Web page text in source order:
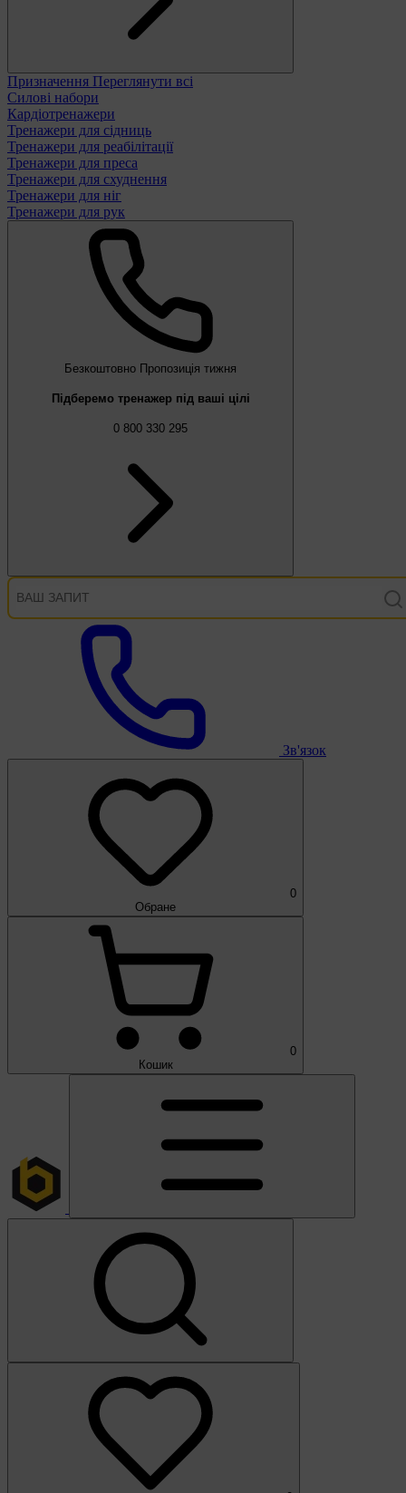
Призначення Переглянути всі
Силові набори
Кардіотренажери
Тренажери для сідниць
Тренажери для реабілітації
Тренажери для преса
Тренажери для схуднення
Тренажери для ніг
Тренажери для рук
Безкоштовно Пропозиція тижня
Підберемо тренажер під ваші цілі
0 800 330 295
Зв'язок
0
Обране
0
Кошик